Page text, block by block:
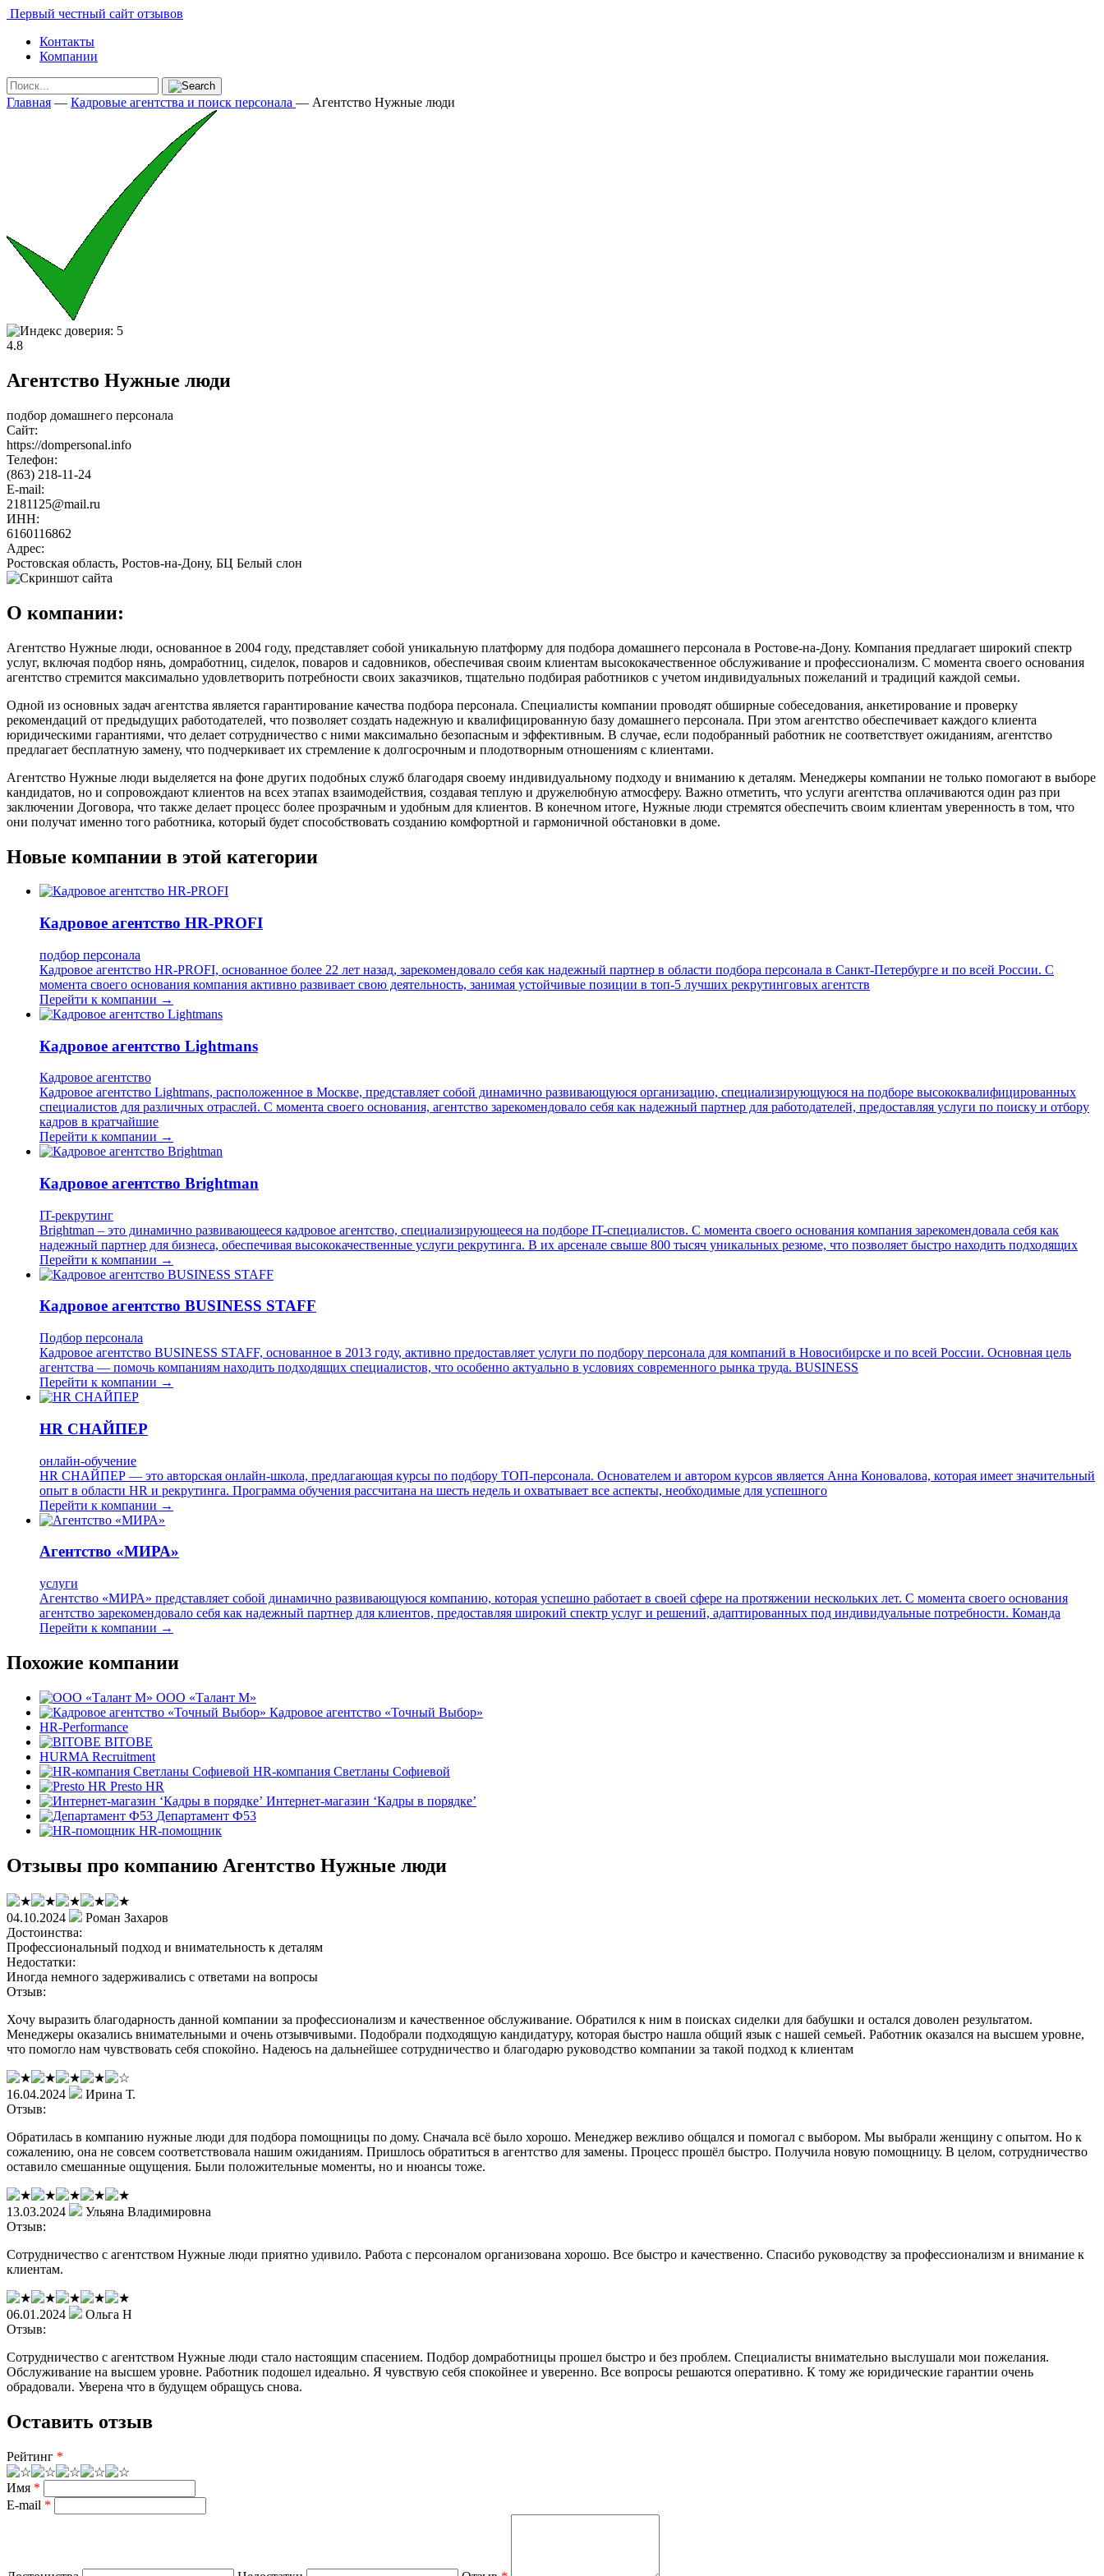
Первый честный сайт отзывов
Контакты
Компании
Главная — Кадровые агентства и поиск персонала — Агентство Нужные люди
4.8
Агентство Нужные люди
подбор домашнего персонала
Сайт:
https://dompersonal.info
Телефон:
(863) 218-11-24
E-mail:
2181125@mail.ru
ИНН:
6160116862
Адрес:
Ростовская область, Ростов-на-Дону, БЦ Белый слон
О компании:
Агентство Нужные люди, основанное в 2004 году, представляет собой уникальную платформу для подбора домашнего персонала в Ростове-на-Дону. Компания предлагает широкий спектр
услуг, включая подбор нянь, домработниц, сиделок, поваров и садовников, обеспечивая своим клиентам высококачественное обслуживание и профессионализм. С момента своего основания
агентство стремится максимально удовлетворить потребности своих заказчиков, тщательно подбирая работников с учетом индивидуальных пожеланий и традиций каждой семьи.
Одной из основных задач агентства является гарантирование качества подбора персонала. Специалисты компании проводят обширные собеседования, анкетирование и проверку
рекомендаций от предыдущих работодателей, что позволяет создать надежную и квалифицированную базу домашнего персонала. При этом агентство обеспечивает каждого клиента
юридическими гарантиями, что делает сотрудничество с ними максимально безопасным и эффективным. В случае, если подобранный работник не соответствует ожиданиям, агентство
предлагает бесплатную замену, что подчеркивает их стремление к долгосрочным и плодотворным отношениям с клиентами.
Агентство Нужные люди выделяется на фоне других подобных служб благодаря своему индивидуальному подходу и вниманию к деталям. Менеджеры компании не только помогают в выборе
кандидатов, но и сопровождают клиентов на всех этапах взаимодействия, создавая теплую и дружелюбную атмосферу. Важно отметить, что услуги агентства оплачиваются один раз при
заключении Договора, что также делает процесс более прозрачным и удобным для клиентов. В конечном итоге, Нужные люди стремятся обеспечить своим клиентам уверенность в том, что
они получат именно того работника, который будет способствовать созданию комфортной и гармоничной обстановки в доме.
Новые компании в этой категории
Кадровое агентство HR-PROFI
подбор персонала
Кадровое агентство HR-PROFI, основанное более 22 лет назад, зарекомендовало себя как надежный партнер в области подбора персонала в Санкт-Петербурге и по всей России. С
момента своего основания компания активно развивает свою деятельность, занимая устойчивые позиции в топ-5 лучших рекрутинговых агентств
Перейти к компании →
Кадровое агентство Lightmans
Кадровое агентство
Кадровое агентство Lightmans, расположенное в Москве, представляет собой динамично развивающуюся организацию, специализирующуюся на подборе высококвалифицированных
специалистов для различных отраслей. С момента своего основания, агентство зарекомендовало себя как надежный партнер для работодателей, предоставляя услуги по поиску и отбору
кадров в кратчайшие
Перейти к компании →
Кадровое агентство Brightman
IT-рекрутинг
Brightman – это динамично развивающееся кадровое агентство, специализирующееся на подборе IT-специалистов. С момента своего основания компания зарекомендовала себя как
надежный партнер для бизнеса, обеспечивая высококачественные услуги рекрутинга. В их арсенале свыше 800 тысяч уникальных резюме, что позволяет быстро находить подходящих
Перейти к компании →
Кадровое агентство BUSINESS STAFF
Подбор персонала
Кадровое агентство BUSINESS STAFF, основанное в 2013 году, активно предоставляет услуги по подбору персонала для компаний в Новосибирске и по всей России. Основная цель
агентства — помочь компаниям находить подходящих специалистов, что особенно актуально в условиях современного рынка труда. BUSINESS
Перейти к компании →
HR СНАЙПЕР
онлайн-обучение
HR СНАЙПЕР — это авторская онлайн-школа, предлагающая курсы по подбору ТОП-персонала. Основателем и автором курсов является Анна Коновалова, которая имеет значительный
опыт в области HR и рекрутинга. Программа обучения рассчитана на шесть недель и охватывает все аспекты, необходимые для успешного
Перейти к компании →
Агентство «МИРА»
услуги
Агентство «МИРА» представляет собой динамично развивающуюся компанию, которая успешно работает в своей сфере на протяжении нескольких лет. С момента своего основания
агентство зарекомендовало себя как надежный партнер для клиентов, предоставляя широкий спектр услуг и решений, адаптированных под индивидуальные потребности. Команда
Перейти к компании →
Похожие компании
ООО «Талант М»
Кадровое агентство «Точный Выбор»
HR-Performance
BITOBE
HURMA Recruitment
HR-компания Светланы Софиевой
Presto HR
Интернет-магазин ‘Кадры в порядке’
Департамент Ф53
HR-помощник
Отзывы про компанию Агентство Нужные люди
04.10.2024
Роман Захаров
Достоинства:
Профессиональный подход и внимательность к деталям
Недостатки:
Иногда немного задерживались с ответами на вопросы
Отзыв:
Хочу выразить благодарность данной компании за профессионализм и качественное обслуживание. Обратился к ним в поисках сиделки для бабушки и остался доволен результатом.
Менеджеры оказались внимательными и очень отзывчивыми. Подобрали подходящую кандидатуру, которая быстро нашла общий язык с нашей семьей. Работник оказался на высшем уровне,
что помогло нам чувствовать себя спокойно. Надеюсь на дальнейшее сотрудничество и благодарю руководство компании за такой подход к клиентам
16.04.2024
Ирина Т.
Отзыв:
Обратилась в компанию нужные люди для подбора помощницы по дому. Сначала всё было хорошо. Менеджер вежливо общался и помогал с выбором. Мы выбрали женщину с опытом. Но к
сожалению, она не совсем соответствовала нашим ожиданиям. Пришлось обратиться в агентство для замены. Процесс прошёл быстро. Получила новую помощницу. В целом, сотрудничество
оставило смешанные ощущения. Были положительные моменты, но и нюансы тоже.
13.03.2024
Ульяна Владимировна
Отзыв:
Сотрудничество с агентством Нужные люди приятно удивило. Работа с персоналом организована хорошо. Все быстро и качественно. Спасибо руководству за профессионализм и внимание к
клиентам.
06.01.2024
Ольга Н
Отзыв:
Сотрудничество с агентством Нужные люди стало настоящим спасением. Подбор домработницы прошел быстро и без проблем. Специалисты внимательно выслушали мои пожелания.
Обслуживание на высшем уровне. Работник подошел идеально. Я чувствую себя спокойнее и уверенно. Все вопросы решаются оперативно. К тому же юридические гарантии очень
обрадовали. Уверена что в будущем обращусь снова.
Оставить отзыв
Рейтинг *
Имя *
E-mail *